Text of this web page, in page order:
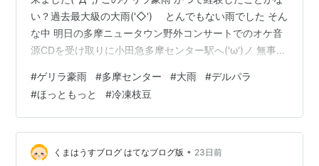
い？過去最大級の大雨('◇')ゞ とんでもない雨でした そん
な中 明日の多摩ニュータウン野外コンサートでのオケ音
源CDを受け取りに小田急多摩センター駅へ('ω')ノ 無事に
当にやばく(;´Д｀) こんな時は立体駐車場へ避難が一番!
(^^)! ひさびさにデルパラ10 南大沢店へ(^^♪ ほんの小遣
い程度を稼ぎましたが なんと南大沢は雨が降っておらず
路面も完全ドライでした(・。・; 帰りはちょっと早いで
すが 別所のほっともっとで夕食に…
#ゲリラ豪雨 #多摩センター #大雨 #デルパラ
#ほっともっと #冷凍枝豆
くまはうすブログ はてなブログ版 • 23日前